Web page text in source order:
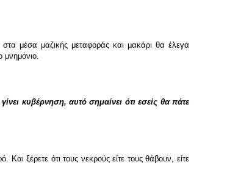
μέσα μαζικής μεταφοράς και μακάρι θα έλεγα
μνημόνιο.
κυβέρνηση, αυτό σημαίνει ότι εσείς θα πάτε
ξέρετε ότι τους νεκρούς είτε τους θάβουν, είτε